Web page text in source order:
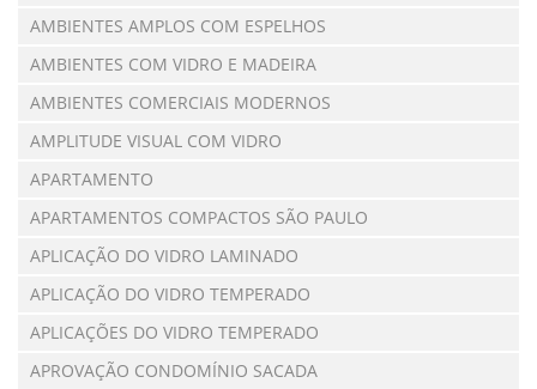
AMBIENTES AMPLOS COM ESPELHOS
AMBIENTES COM VIDRO E MADEIRA
AMBIENTES COMERCIAIS MODERNOS
AMPLITUDE VISUAL COM VIDRO
APARTAMENTO
APARTAMENTOS COMPACTOS SÃO PAULO
APLICAÇÃO DO VIDRO LAMINADO
APLICAÇÃO DO VIDRO TEMPERADO
APLICAÇÕES DO VIDRO TEMPERADO
APROVAÇÃO CONDOMÍNIO SACADA